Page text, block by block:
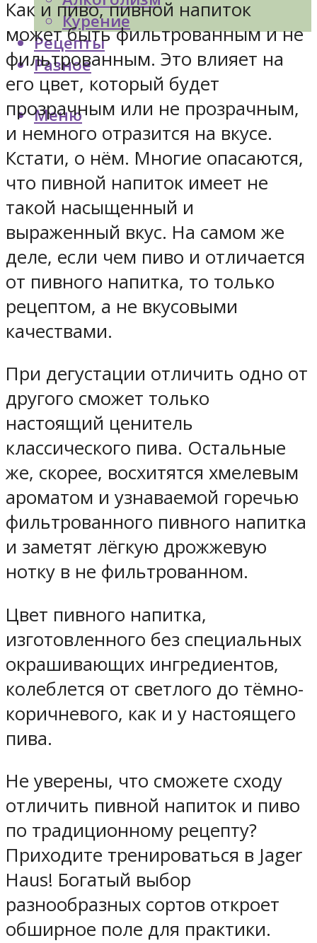
Курение
Рецепты
Разное
Меню
Как и пиво, пивной напиток
может быть фильтрованным и не
фильтрованным. Это влияет на
его цвет, который будет
прозрачным или не прозрачным,
и немного отразится на вкусе.
Кстати, о нём. Многие опасаются,
что пивной напиток имеет не
такой насыщенный и
выраженный вкус. На самом же
деле, если чем пиво и отличается
от пивного напитка, то только
рецептом, а не вкусовыми
качествами.
При дегустации отличить одно от
другого сможет только
настоящий ценитель
классического пива. Остальные
же, скорее, восхитятся хмелевым
ароматом и узнаваемой горечью
фильтрованного пивного напитка
и заметят лёгкую дрожжевую
нотку в не фильтрованном.
Цвет пивного напитка,
изготовленного без специальных
окрашивающих ингредиентов,
колеблется от светлого до тёмно-
коричневого, как и у настоящего
пива.
Не уверены, что сможете сходу
отличить пивной напиток и пиво
по традиционному рецепту?
Приходите тренироваться в Jager
Haus! Богатый выбор
разнообразных сортов откроет
обширное поле для практики.